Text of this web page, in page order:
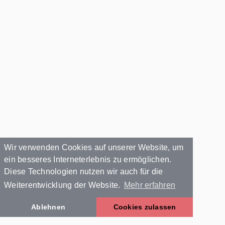
Wir verwenden Cookies auf unserer Website, um
ein besseres Interneterlebnis zu ermöglichen.
Diese Technologien nutzen wir auch für die
Weiterentwicklung der Website.
Mehr erfahren
Ablehnen Cookies zulassen